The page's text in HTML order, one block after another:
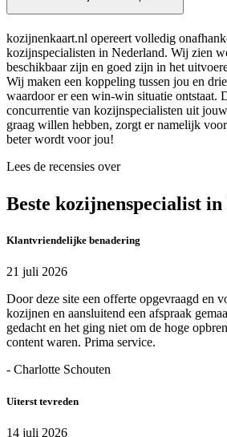
kozijnenkaart.nl opereert volledig
kozijnspecialisten in Nederland. Wij zien
beschikbaar zijn en goed zijn in het
Wij maken een koppeling tussen jou en
waardoor er een win-win situatie ontstaat.
concurrentie van kozijnspecialisten uit
graag willen hebben, zorgt er namelijk
beter wordt voor jou!
Lees de recensies over
Beste kozijnenspecialist
Klantvriendelijke benadering
21 juli 2026
Door deze site een offerte opgevraagd en
kozijnen en aansluitend een afspraak
gedacht en het ging niet om de hoge
content waren. Prima service.
- Charlotte Schouten
Uiterst tevreden
14 juli 2026